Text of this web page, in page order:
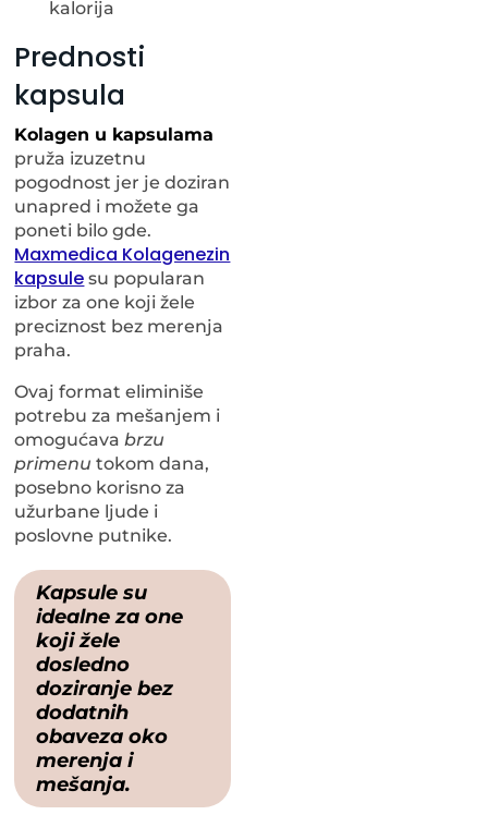
kalorija
Prednosti
kapsula
Kolagen u kapsulama
pruža izuzetnu
pogodnost jer je doziran
unapred i možete ga
poneti bilo gde.
Maxmedica Kolagenezin
kapsule su popularan
izbor za one koji žele
preciznost bez merenja
praha.
Ovaj format eliminiše
potrebu za mešanjem i
omogućavabrzu
primenu tokom dana,
posebno korisno za
užurbane ljude i
poslovne putnike.
Kapsule su
idealne za one
koji žele
dosledno
doziranje bez
dodatnih
obaveza oko
merenja i
mešanja.